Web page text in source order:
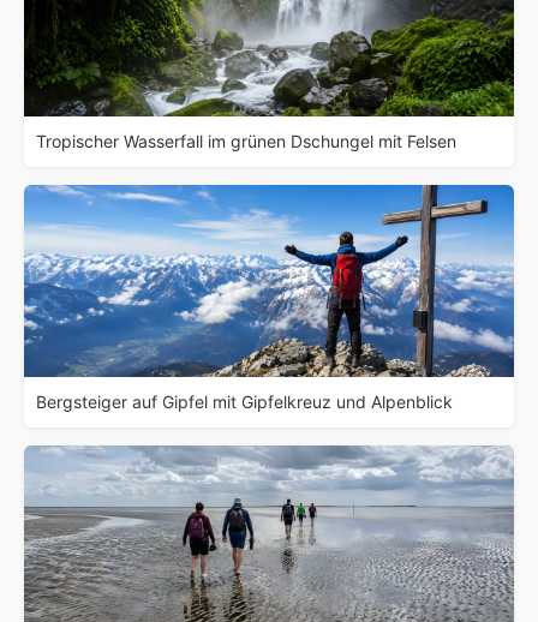
Tropischer Wasserfall im grünen Dschungel mit Felsen
Bergsteiger auf Gipfel mit Gipfelkreuz und Alpenblick